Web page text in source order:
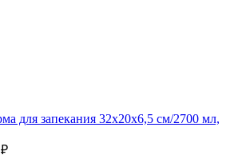
для запекания 32х20x6,5 см/2700 мл,
₽